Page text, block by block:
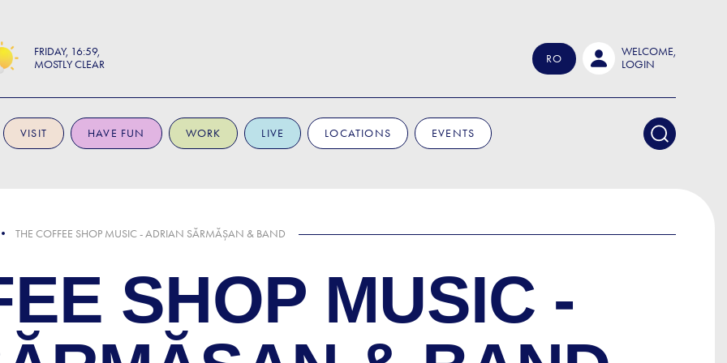
FRIDAY 16:59
MOSTLY CLEAR
RO
WELCOME,
LOGIN
VISIT HAVE FUN WORK LIVE LOCATIONS EVENTS
THE COFFEE SHOP MUSIC - ADRIAN SĂRMĂȘAN & BAND
SHOP MUSIC -